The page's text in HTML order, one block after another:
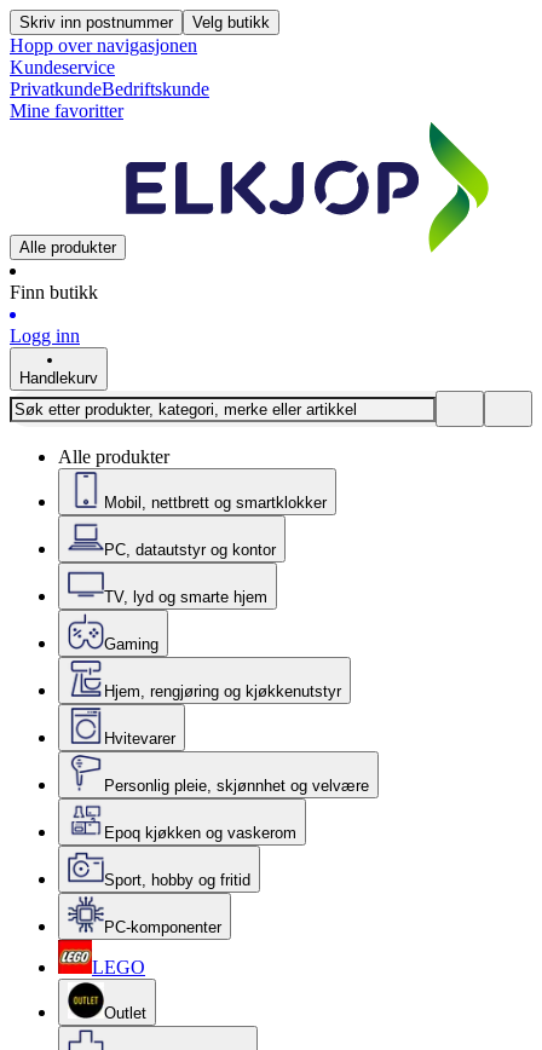
Skriv inn postnummer Velg butikk
Hopp over navigasjonen
Kundeservice
PrivatkundeBedriftskunde
Mine favoritter
Alle produkter
Finn butikk
Logg inn
Handlekurv
Alle produkter
Mobil, nettbrett og smartklokker
PC, datautstyr og kontor
TV, lyd og smarte hjem
Gaming
Hjem, rengjøring og kjøkkenutstyr
Hvitevarer
Personlig pleie, skjønnhet og velvære
Epoq kjøkken og vaskerom
Sport, hobby og fritid
PC-komponenter
LEGO
Outlet